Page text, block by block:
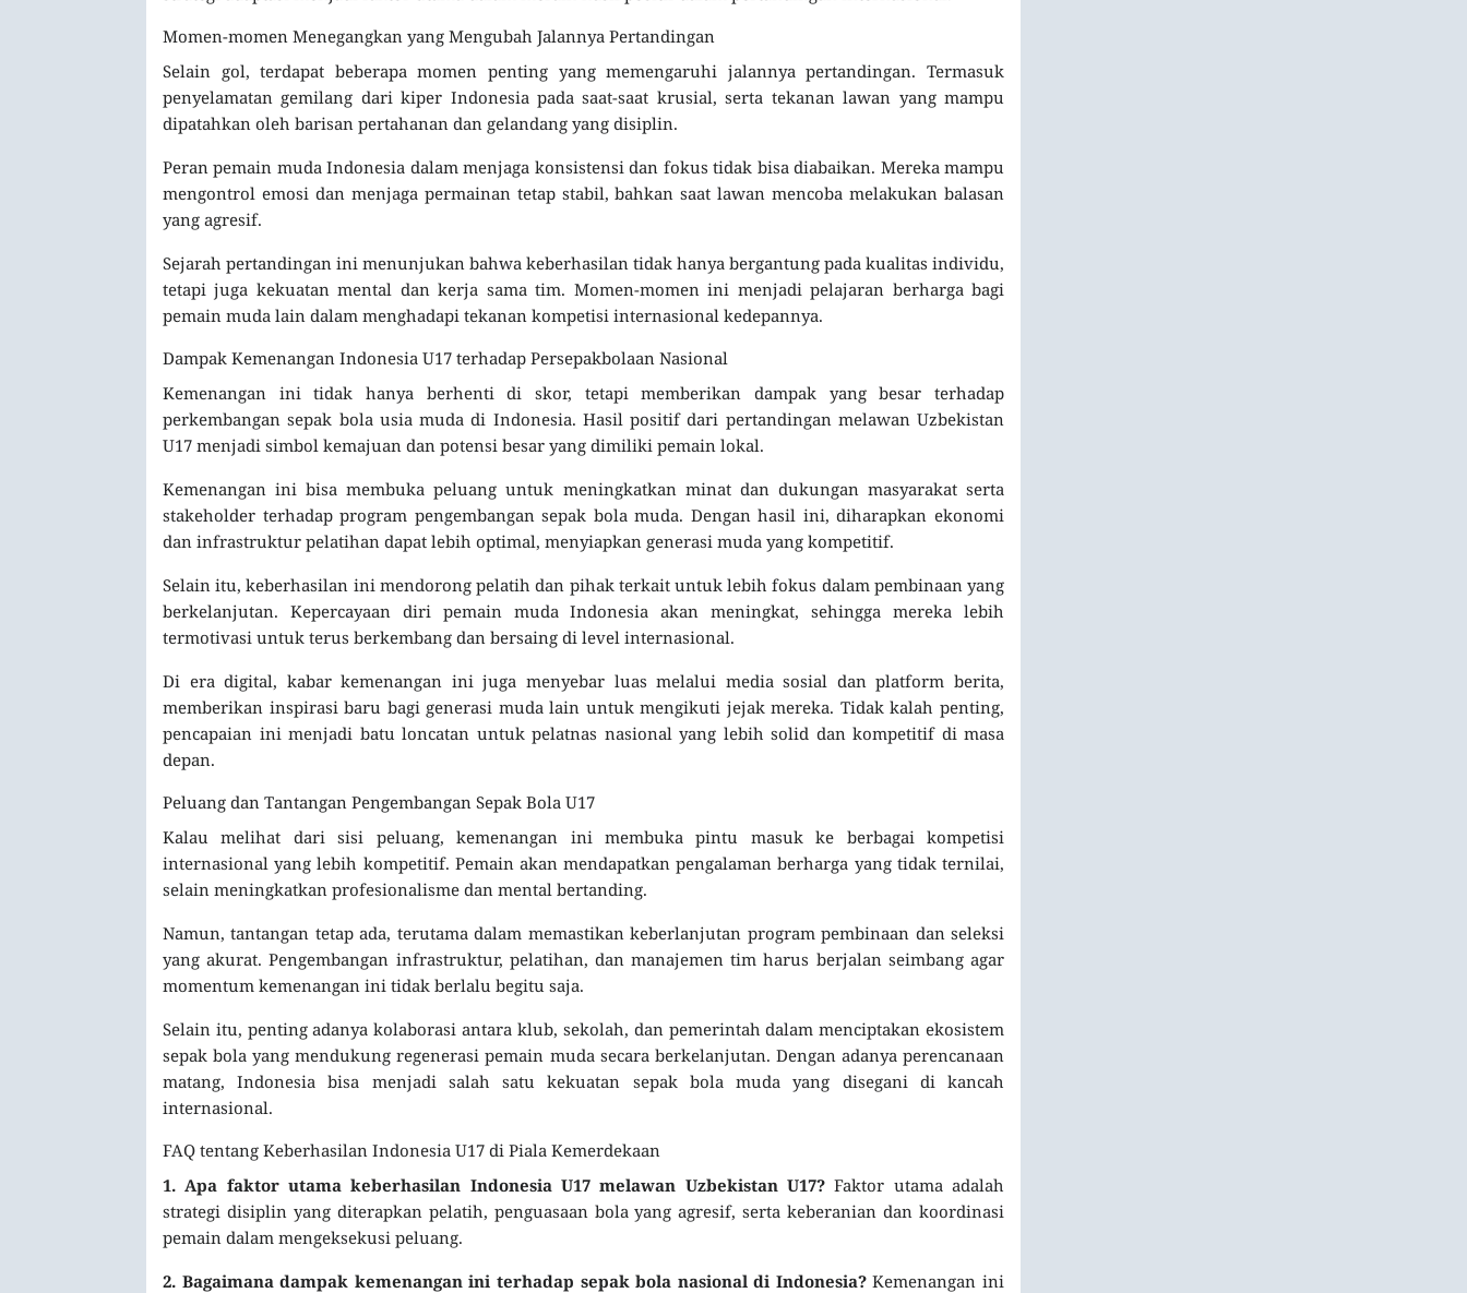
Momen-momen Menegangkan yang Mengubah Jalannya Pertandingan
Selain gol, terdapat beberapa momen penting yang memengaruhi jalannya pertandingan. Termasuk
penyelamatan gemilang dari kiper Indonesia pada saat-saat krusial, serta tekanan lawan yang mampu
dipatahkan oleh barisan pertahanan dan gelandang yang disiplin.
Peran pemain muda Indonesia dalam menjaga konsistensi dan fokus tidak bisa diabaikan. Mereka mampu
mengontrol emosi dan menjaga permainan tetap stabil, bahkan saat lawan mencoba melakukan balasan
yang agresif.
Sejarah pertandingan ini menunjukan bahwa keberhasilan tidak hanya bergantung pada kualitas individu,
tetapi juga kekuatan mental dan kerja sama tim. Momen-momen ini menjadi pelajaran berharga bagi
pemain muda lain dalam menghadapi tekanan kompetisi internasional kedepannya.
Dampak Kemenangan Indonesia U17 terhadap Persepakbolaan Nasional
Kemenangan ini tidak hanya berhenti di skor, tetapi memberikan dampak yang besar terhadap
perkembangan sepak bola usia muda di Indonesia. Hasil positif dari pertandingan melawan Uzbekistan
U17 menjadi simbol kemajuan dan potensi besar yang dimiliki pemain lokal.
Kemenangan ini bisa membuka peluang untuk meningkatkan minat dan dukungan masyarakat serta
stakeholder terhadap program pengembangan sepak bola muda. Dengan hasil ini, diharapkan ekonomi
dan infrastruktur pelatihan dapat lebih optimal, menyiapkan generasi muda yang kompetitif.
Selain itu, keberhasilan ini mendorong pelatih dan pihak terkait untuk lebih fokus dalam pembinaan yang
berkelanjutan. Kepercayaan diri pemain muda Indonesia akan meningkat, sehingga mereka lebih
termotivasi untuk terus berkembang dan bersaing di level internasional.
Di era digital, kabar kemenangan ini juga menyebar luas melalui media sosial dan platform berita,
memberikan inspirasi baru bagi generasi muda lain untuk mengikuti jejak mereka. Tidak kalah penting,
pencapaian ini menjadi batu loncatan untuk pelatnas nasional yang lebih solid dan kompetitif di masa
depan.
Peluang dan Tantangan Pengembangan Sepak Bola U17
Kalau melihat dari sisi peluang, kemenangan ini membuka pintu masuk ke berbagai kompetisi
internasional yang lebih kompetitif. Pemain akan mendapatkan pengalaman berharga yang tidak ternilai,
selain meningkatkan profesionalisme dan mental bertanding.
Namun, tantangan tetap ada, terutama dalam memastikan keberlanjutan program pembinaan dan seleksi
yang akurat. Pengembangan infrastruktur, pelatihan, dan manajemen tim harus berjalan seimbang agar
momentum kemenangan ini tidak berlalu begitu saja.
Selain itu, penting adanya kolaborasi antara klub, sekolah, dan pemerintah dalam menciptakan ekosistem
sepak bola yang mendukung regenerasi pemain muda secara berkelanjutan. Dengan adanya perencanaan
matang, Indonesia bisa menjadi salah satu kekuatan sepak bola muda yang disegani di kancah
internasional.
FAQ tentang Keberhasilan Indonesia U17 di Piala Kemerdekaan
1. Apa faktor utama keberhasilan Indonesia U17 melawan Uzbekistan U17? Faktor utama adalah
strategi disiplin yang diterapkan pelatih, penguasaan bola yang agresif, serta keberanian dan koordinasi
pemain dalam mengeksekusi peluang.
2. Bagaimana dampak kemenangan ini terhadap sepak bola nasional di Indonesia?Kemenangan ini